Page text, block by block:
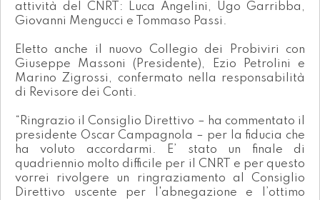
attività del CNRT: Luca Angelini, Ugo Garribba,
Giovanni Mengucci e Tommaso Passi.
Eletto anche il nuovo Collegio dei Probiviri con
Giuseppe Massoni (Presidente), Ezio Petrolini e
Marino Zigrossi, confermato nella responsabilità
di Revisore dei Conti.
“Ringrazio il Consiglio Direttivo – ha commentato il
presidente Oscar Campagnola – per la fiducia che
ha voluto accordarmi. E’ stato un finale di
quadriennio molto difficile per il CNRT e per questo
vorrei rivolgere un ringraziamento al Consiglio
Direttivo uscente per l'abnegazione e l’ottimo